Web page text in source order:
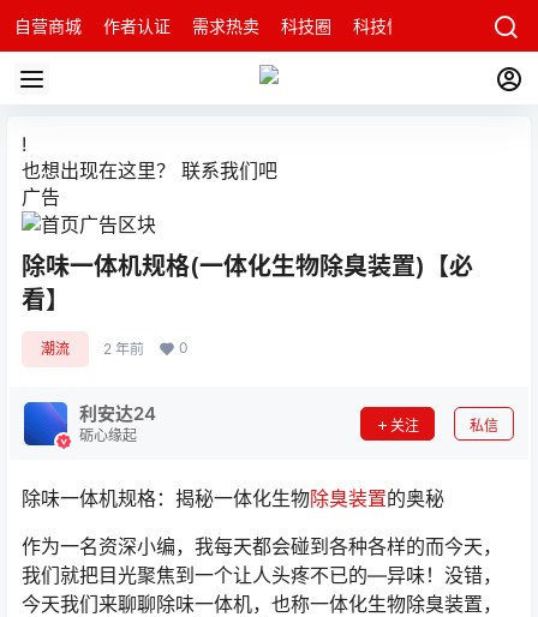
自营商城 作者认证 需求热卖 科技圈 科技快讯 智能科技问
!
也想出现在这里？ 联系我们吧
广告
除味一体机规格(一体化生物除臭装置)【必
看】
潮流 2 年前 0
利安达24
砺心缘起
关注 私信
除味一体机规格：揭秘一体化生物除臭装置的奥秘
作为一名资深小编，我每天都会碰到各种各样的而今天，
我们就把目光聚焦到一个让人头疼不已的—异味！没错，
今天我们来聊聊除味一体机，也称一体化生物除臭装置，